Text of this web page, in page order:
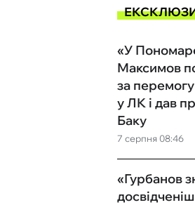
7 серпня 08:46
«У
Максимов
за
у ЛК і дав
Баку
«Гурбанов